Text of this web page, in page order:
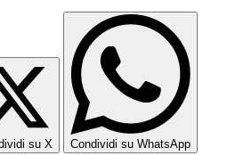
su X Condividi su WhatsApp